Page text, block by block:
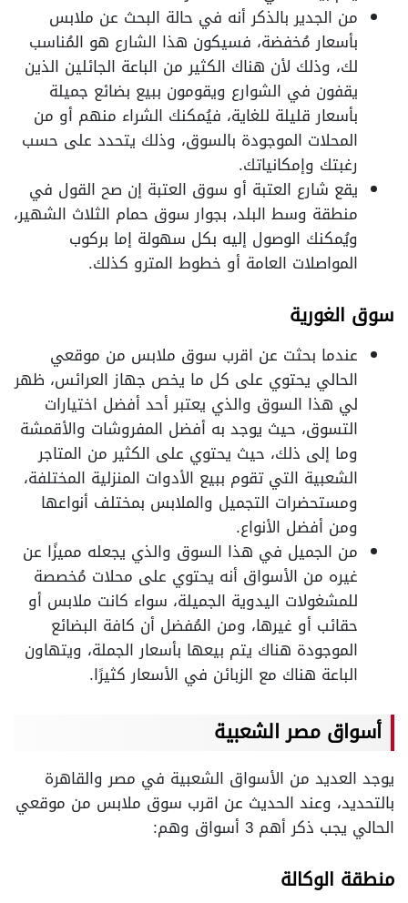
من الجدير بالذكر أنه في حالة البحث عن ملابس
بأسعار مُخفضة، فسيكون هذا الشارع هو المُناسب
لك، وذلك لأن هناك الكثير من الباعة الجائلين الذين
يقفون في الشوارع ويقومون ببيع بضائع جميلة
بأسعار قليلة للغاية، فيُمكنك الشراء منهم أو من
المحلات الموجودة بالسوق، وذلك يتحدد على حسب
رغبتك وإمكانياتك.
يقع شارع العتبة أو سوق العتبة إن صح القول في
منطقة وسط البلد، بجوار سوق حمام الثلاث الشهير،
ويُمكنك الوصول إليه بكل سهولة إما بركوب
المواصلات العامة أو خطوط المترو كذلك.
سوق الغورية
عندما بحثت عن اقرب سوق ملابس من موقعي
الحالي يحتوي على كل ما يخص جهاز العرائس، ظهر
لي هذا السوق والذي يعتبر أحد أفضل اختيارات
التسوق، حيث يوجد به أفضل المفروشات والأقمشة
وما إلى ذلك، حيث يحتوي على الكثير من المتاجر
الشعبية التي تقوم ببيع الأدوات المنزلية المختلفة،
ومستحضرات التجميل والملابس بمختلف أنواعها
ومن أفضل الأنواع.
من الجميل في هذا السوق والذي يجعله مميزًا عن
غيره من الأسواق أنه يحتوي على محلات مُخصصة
للمشغولات اليدوية الجميلة، سواء كانت ملابس أو
حقائب أو غيرها، ومن المُفضل أن كافة البضائع
الموجودة هناك يتم بيعها بأسعار الجملة، ويتهاون
الباعة هناك مع الزبائن في الأسعار كثيرًا.
أسواق مصر الشعبية
يوجد العديد من الأسواق الشعبية في مصر والقاهرة
بالتحديد، وعند الحديث عن اقرب سوق ملابس من موقعي
الحالي يجب ذكر أهم 3 أسواق وهم:
منطقة الوكالة